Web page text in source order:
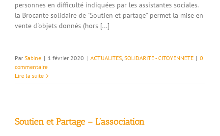
personnes en difficulté indiquées par les assistantes sociales.
la Brocante solidaire de "Soutien et partage" permet la mise en
vente d'objets donnés (hors [...]
Par Sabine | 1 février 2020 | ACTUALITES, SOLIDARITE - CITOYENNETE | 0
commentaire
Lire la suite
Soutien et Partage – L’association